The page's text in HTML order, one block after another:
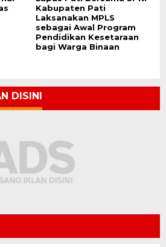
Kabupaten Pati
Laksanakan MPLS
sebagai Awal Program
Pendidikan Kesetaraan
bagi Warga Binaan
DISINI